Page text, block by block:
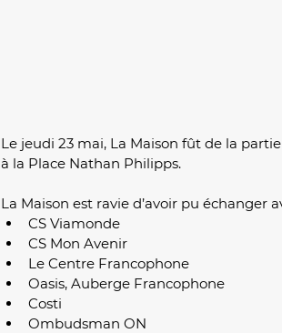
Le jeudi 23 mai, La Maison fût de la
à la Place Nathan Philipps.
La Maison est ravie d’avoir pu échanger
CS Viamonde
CS Mon Avenir
Le Centre Francophone
Oasis, Auberge Francophone
Costi
Ombudsman ON